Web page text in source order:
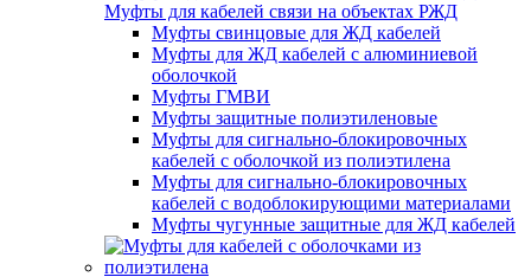
Муфты для кабелей связи на объектах РЖД
Муфты свинцовые для ЖД кабелей
Муфты для ЖД кабелей с алюминиевой
оболочкой
Муфты ГМВИ
Муфты защитные полиэтиленовые
Муфты для сигнально-блокировочных
кабелей с оболочкой из полиэтилена
Муфты для сигнально-блокировочных
кабелей с водоблокирующими материалами
Муфты чугунные защитные для ЖД кабелей